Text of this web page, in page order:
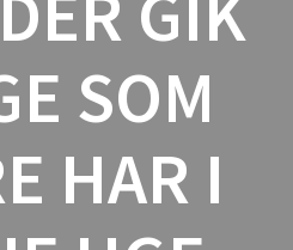
SOM
HAR I